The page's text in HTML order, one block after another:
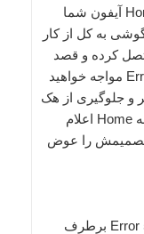
به این ترتیب وقتی به‌طور مثال دکمه Home آیفون شما
به کل از کار
کرده و قصد
ریستور کردن آن را داشته باشید با Error 53 مواجه خواهید
و جلوگیری از هک
شدن و رمزگشایی آن توسط تعویض دکمه Home اعلام
تصمیمش را عوض
در آپدیت جدید iOS 9.2.1 دیگر مشکل Error 53 برطرف